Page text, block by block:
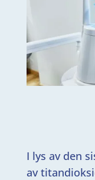
I lys av den
av